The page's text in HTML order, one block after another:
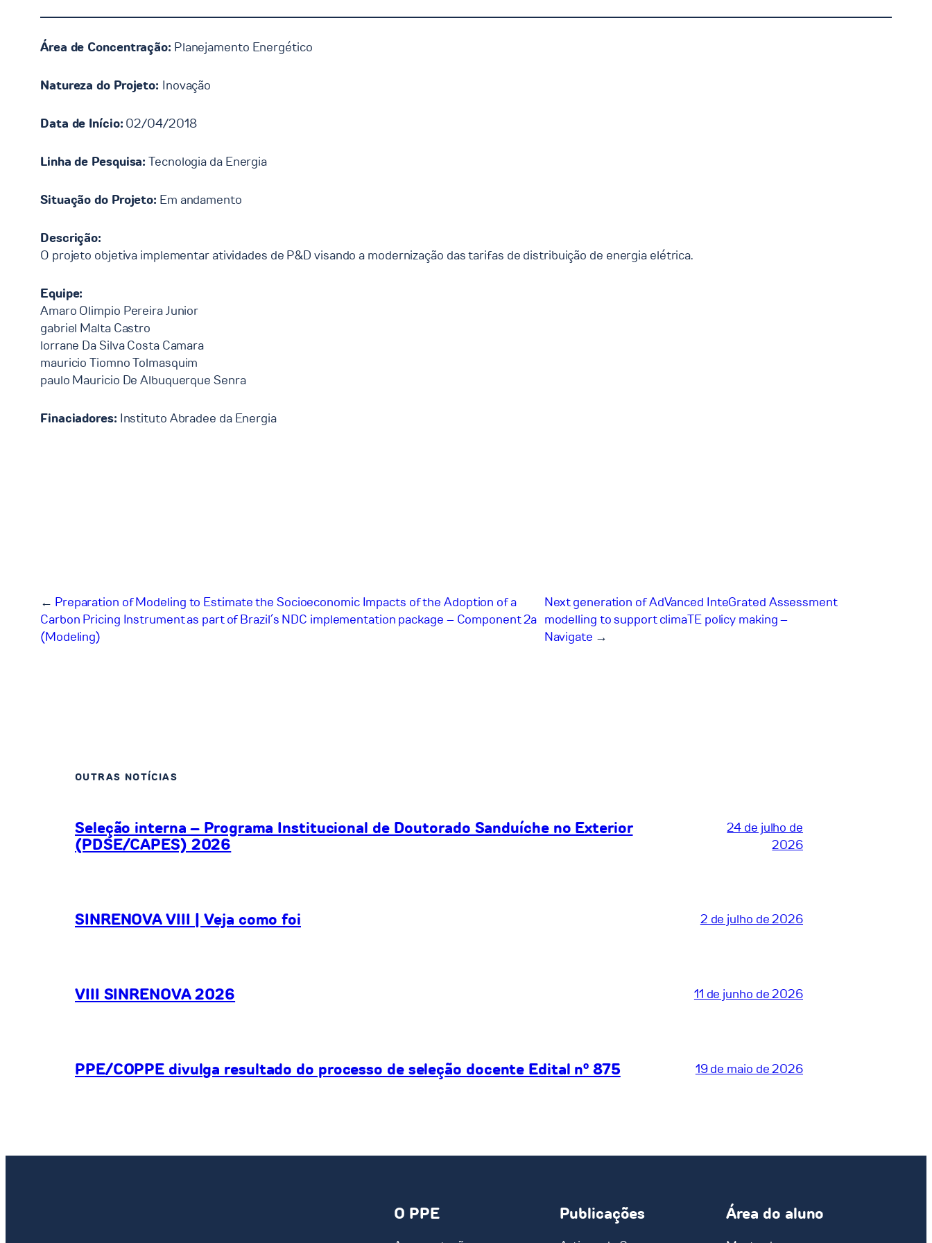
Área de Concentração: Planejamento Energético
Natureza do Projeto: Inovação
Data de Início: 02/04/2018
Linha de Pesquisa: Tecnologia da Energia
Situação do Projeto: Em andamento
Descrição:
O projeto objetiva implementar atividades de P&D visando a modernização das tarifas de distribuição de energia elétrica.
Equipe:
Amaro Olimpio Pereira Junior
gabriel Malta Castro
lorrane Da Silva Costa Camara
mauricio Tiomno Tolmasquim
paulo Mauricio De Albuquerque Senra
Finaciadores: Instituto Abradee da Energia
← Preparation of Modeling to Estimate the Socioeconomic Impacts of the Adoption of a
Carbon Pricing Instrument as part of Brazil´s NDC implementation package – Component 2a
(Modeling)
Next generation of AdVanced InteGrated Assessment
modelling to support climaTE policy making –
Navigate →
OUTRAS NOTÍCIAS
Seleção interna – Programa Institucional de Doutorado Sanduíche no Exterior
(PDSE/CAPES) 2026
24 de julho de
2026
SINRENOVA VIII | Veja como foi 2 de julho de 2026
VIII SINRENOVA 2026 11 de junho de 2026
PPE/COPPE divulga resultado do processo de seleção docente Edital nº 875 19 de maio de 2026
O PPE Publicações Área do aluno